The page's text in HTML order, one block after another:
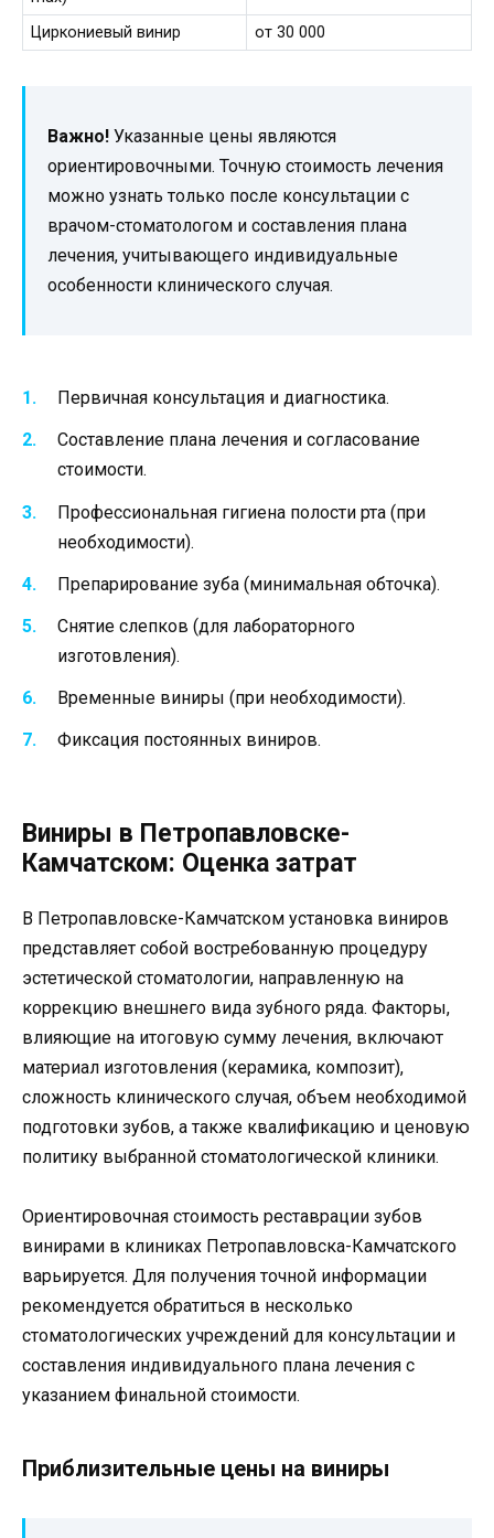
Циркониевый винир
от 30 000
Важно! Указанные цены являются
ориентировочными. Точную стоимость лечения
можно узнать только после консультации с
врачом-стоматологом и составления плана
лечения, учитывающего индивидуальные
особенности клинического случая.
Первичная консультация и диагностика.
Составление плана лечения и согласование
стоимости.
Профессиональная гигиена полости рта (при
необходимости).
Препарирование зуба (минимальная обточка).
Снятие слепков (для лабораторного
изготовления).
Временные виниры (при необходимости).
Фиксация постоянных виниров.
Виниры в Петропавловске-
Камчатском: Оценка затрат
В Петропавловске-Камчатском установка виниров
представляет собой востребованную процедуру
эстетической стоматологии, направленную на
коррекцию внешнего вида зубного ряда. Факторы,
влияющие на итоговую сумму лечения, включают
материал изготовления (керамика, композит),
сложность клинического случая, объем необходимой
подготовки зубов, а также квалификацию и ценовую
политику выбранной стоматологической клиники.
Ориентировочная стоимость реставрации зубов
винирами в клиниках Петропавловска-Камчатского
варьируется. Для получения точной информации
рекомендуется обратиться в несколько
стоматологических учреждений для консультации и
составления индивидуального плана лечения с
указанием финальной стоимости.
Приблизительные цены на виниры